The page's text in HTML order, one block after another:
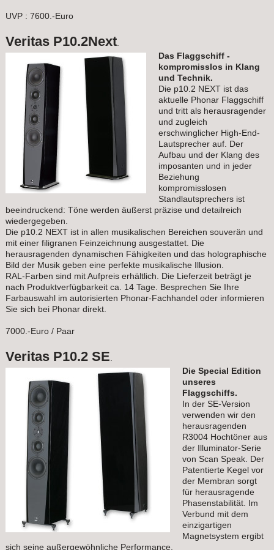
UVP : 7600.-Euro
Veritas P10.2Next.
Das Flaggschiff -
kompromisslos in Klang
und Technik.
Die p10.2 NEXT ist das
aktuelle Phonar Flaggschiff
und tritt als herausragender
und zugleich
erschwinglicher High-End-
Lautsprecher auf. Der
Aufbau und der Klang des
imposanten und in jeder
Beziehung
kompromisslosen
Standlautsprechers ist
beeindruckend: Töne werden äußerst präzise und detailreich
wiedergegeben.
Die p10.2 NEXT ist in allen musikalischen Bereichen souverän und
mit einer filigranen Feinzeichnung ausgestattet. Die
herausragenden dynamischen Fähigkeiten und das holographische
Bild der Musik geben eine perfekte musikalische Illusion.
RAL-Farben sind mit Aufpreis erhältlich. Die Lieferzeit beträgt je
nach Produktverfügbarkeit ca. 14 Tage. Besprechen Sie Ihre
Farbauswahl im autorisierten Phonar-Fachhandel oder informieren
Sie sich bei Phonar direkt.
7000.-Euro / Paar
Veritas P10.2 SE.
Die Special Edition
unseres
Flaggschiffs.
In der SE-Version
verwenden wir den
herausragenden
R3004 Hochtöner aus
der Illuminator-Serie
von Scan Speak. Der
Patentierte Kegel vor
der Membran sorgt
für herausragende
Phasenstabilität. Im
Verbund mit dem
einzigartigen
Magnetsystem ergibt
sich seine außergewöhnliche Performance.